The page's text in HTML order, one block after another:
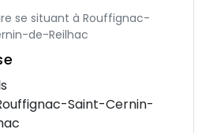
se situant à Rouffignac-
de-Reilhac
Saint-Cernin-